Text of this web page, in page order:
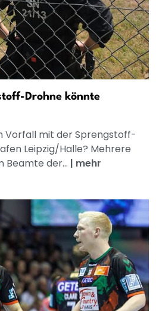
Drohne könnte
Vorfall mit der Sprengstoff-
Leipzig/Halle? Mehrere
Beamte der... | mehr